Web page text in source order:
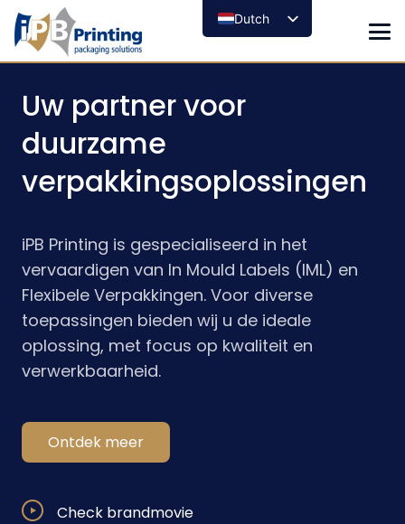
Dutch
Uw partner voor
duurzame
verpakkingsoplossingen
iPB Printing is gespecialiseerd in het
vervaardigen van In Mould Labels (IML) en
Flexibele Verpakkingen. Voor diverse
toepassingen bieden wij u de ideale
oplossing, met focus op kwaliteit en
verwerkbaarheid.
Ontdek meer
Check brandmovie